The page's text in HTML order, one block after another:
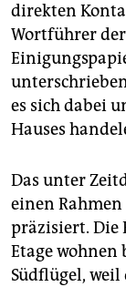
direkten
Wortführer
es sich dabei
Hauses
Das unter
einen Rahmen
präzisiert.
Etage
Südflügel,